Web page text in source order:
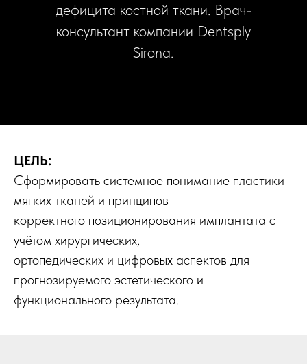
дефицита костной ткани. Врач-
консультант компании Dentsply
Sirona.
ЦЕЛЬ:
Сформировать системное понимание пластики
мягких тканей и принципов
корректного позиционирования имплантата с
учётом хирургических,
ортопедических и цифровых аспектов для
прогнозируемого эстетического и
функционального результата.